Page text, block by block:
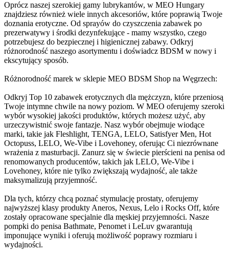
Oprócz naszej szerokiej gamy lubrykantów, w MEO Hungary
znajdziesz również wiele innych akcesoriów, które poprawią Twoje
doznania erotyczne. Od sprayów do czyszczenia zabawek po
prezerwatywy i środki dezynfekujące - mamy wszystko, czego
potrzebujesz do bezpiecznej i higienicznej zabawy. Odkryj
różnorodność naszego asortymentu i doświadcz BDSM w nowy i
ekscytujący sposób.
Różnorodność marek w sklepie MEO BDSM Shop na Węgrzech:
Odkryj Top 10 zabawek erotycznych dla mężczyzn, które przeniosą
Twoje intymne chwile na nowy poziom. W MEO oferujemy szeroki
wybór wysokiej jakości produktów, których możesz użyć, aby
urzeczywistnić swoje fantazje. Nasz wybór obejmuje wiodące
marki, takie jak Fleshlight, TENGA, LELO, Satisfyer Men, Hot
Octopuss, LELO, We-Vibe i Lovehoney, oferując Ci niezrównane
wrażenia z masturbacji. Zanurz się w świecie pierścieni na penisa od
renomowanych producentów, takich jak LELO, We-Vibe i
Lovehoney, które nie tylko zwiększają wydajność, ale także
maksymalizują przyjemność.
Dla tych, którzy chcą poznać stymulację prostaty, oferujemy
najwyższej klasy produkty Aneros, Nexus, Lelo i Rocks Off, które
zostały opracowane specjalnie dla męskiej przyjemności. Nasze
pompki do penisa Bathmate, Penomet i LeLuv gwarantują
imponujące wyniki i oferują możliwość poprawy rozmiaru i
wydajności.